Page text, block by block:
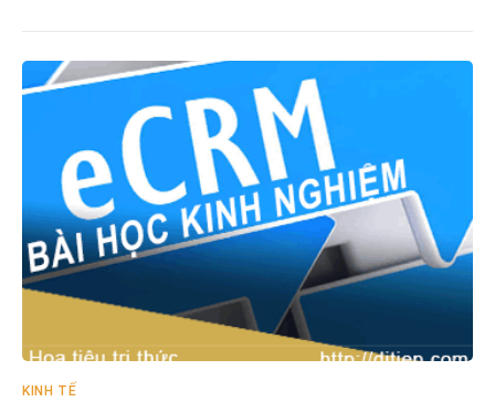
KINH TẾ